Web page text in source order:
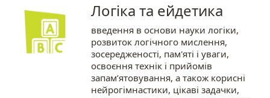
Логіка та ейдетика
введення в основи науки логіки,
розвиток логічного мислення,
зосередженості, пам'яті і уваги,
освоєння технік і прийомів
запам’ятовування, а також корисні
нейрогімнастики, цікаві задачки,